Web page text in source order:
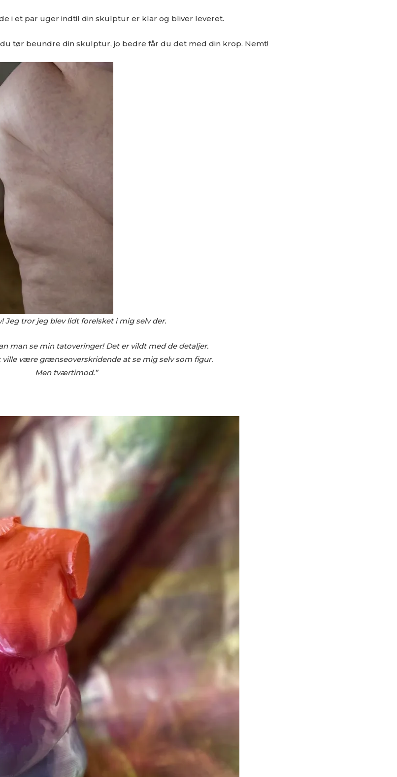
i et par uger indtil din skulptur er klar og bliver leveret.
tør beundre din skulptur, jo bedre får du det med din krop. Nemt!
Jeg tror jeg blev lidt forelsket i mig selv der.
man se min tatoveringer! Det er vildt med de detaljer.
være grænseoverskridende at se mig selv som figur.
Men tværtimod.”